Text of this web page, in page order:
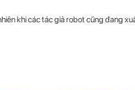
khi các tác giả robot cũng đang